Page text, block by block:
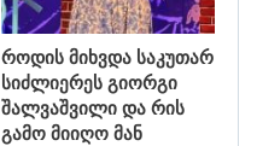
როდის მიხვდა საკუთარ
სიძლიერეს გიორგი
შალვაშვილი და რის
გამო მიიღო მან